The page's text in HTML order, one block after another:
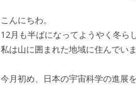
こんにちわ。
12月も半ばになってようやく冬ら
私は山に囲まれた地域に住んでい
今月初め、日本の宇宙科学の進展